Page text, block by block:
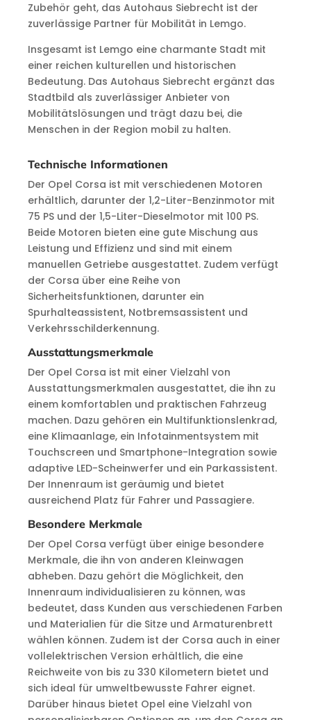
Zubehör geht, das Autohaus Siebrecht ist der
zuverlässige Partner für Mobilität in Lemgo.
Insgesamt ist Lemgo eine charmante Stadt mit
einer reichen kulturellen und historischen
Bedeutung. Das Autohaus Siebrecht ergänzt das
Stadtbild als zuverlässiger Anbieter von
Mobilitätslösungen und trägt dazu bei, die
Menschen in der Region mobil zu halten.
Technische Informationen
Der Opel Corsa ist mit verschiedenen Motoren
erhältlich, darunter der 1,2-Liter-Benzinmotor mit
75 PS und der 1,5-Liter-Dieselmotor mit 100 PS.
Beide Motoren bieten eine gute Mischung aus
Leistung und Effizienz und sind mit einem
manuellen Getriebe ausgestattet. Zudem verfügt
der Corsa über eine Reihe von
Sicherheitsfunktionen, darunter ein
Spurhalteassistent, Notbremsassistent und
Verkehrsschilderkennung.
Ausstattungsmerkmale
Der Opel Corsa ist mit einer Vielzahl von
Ausstattungsmerkmalen ausgestattet, die ihn zu
einem komfortablen und praktischen Fahrzeug
machen. Dazu gehören ein Multifunktionslenkrad,
eine Klimaanlage, ein Infotainmentsystem mit
Touchscreen und Smartphone-Integration sowie
adaptive LED-Scheinwerfer und ein Parkassistent.
Der Innenraum ist geräumig und bietet
ausreichend Platz für Fahrer und Passagiere.
Besondere Merkmale
Der Opel Corsa verfügt über einige besondere
Merkmale, die ihn von anderen Kleinwagen
abheben. Dazu gehört die Möglichkeit, den
Innenraum individualisieren zu können, was
bedeutet, dass Kunden aus verschiedenen Farben
und Materialien für die Sitze und Armaturenbrett
wählen können. Zudem ist der Corsa auch in einer
vollelektrischen Version erhältlich, die eine
Reichweite von bis zu 330 Kilometern bietet und
sich ideal für umweltbewusste Fahrer eignet.
Darüber hinaus bietet Opel eine Vielzahl von